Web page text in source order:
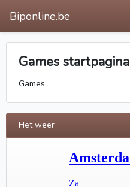
Biponline.be
Games startpagina
Games
Het weer